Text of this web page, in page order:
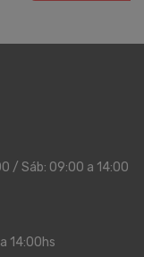
/ Sáb: 09:00 a 14:00
14:00hs